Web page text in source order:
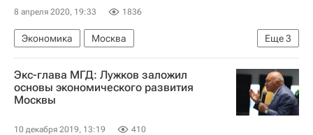
Коронавирусы
Коронавирус COVID-19
Коронавирус в России
8 апреля 2020, 19:33 1836
Еще3
Экономика
Москва
Департамент предпринимательства и инновационного развития города Москвы
Коронавирус COVID-19
Коронавирус в России
Экс-глава МГД: Лужков заложил
основы экономического развития
Москвы
10 декабря 2019, 13:19 410